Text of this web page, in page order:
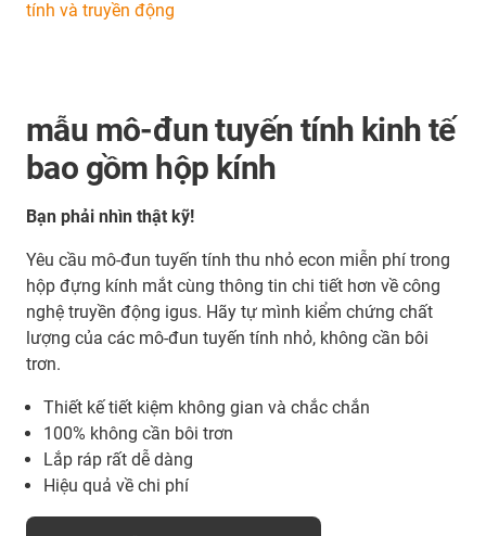
tính và truyền động
mẫu mô-đun tuyến tính kinh tế
bao gồm hộp kính
Bạn phải nhìn thật kỹ!
Yêu cầu mô-đun tuyến tính thu nhỏ econ miễn phí trong
hộp đựng kính mắt cùng thông tin chi tiết hơn về công
nghệ truyền động igus. Hãy tự mình kiểm chứng chất
lượng của các mô-đun tuyến tính nhỏ, không cần bôi
trơn.
Thiết kế tiết kiệm không gian và chắc chắn
100% không cần bôi trơn
Lắp ráp rất dễ dàng
Hiệu quả về chi phí